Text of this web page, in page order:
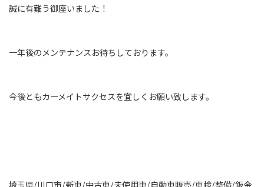
誠に有難う御座いました！
一年後のメンテナンスお待ちしております。
今後ともカーメイトサクセスを宜しくお願い致します。
埼玉県/川口市/新車/中古車/未使用車/自動車販売/車検/整備/鈑金